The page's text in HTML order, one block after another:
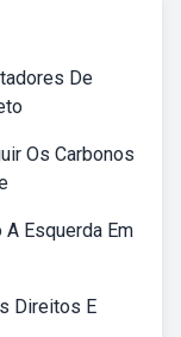
De
Os Carbonos
A Esquerda Em
Direitos E